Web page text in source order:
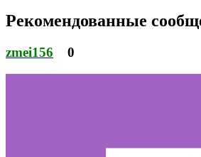
Рекомендованные
zmei156 0